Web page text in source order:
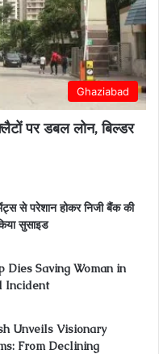
Ghaziabad
पर डबल लोन, बिल्डर
से परेशान होकर निजी बैंक की
सुसाइड
Dies Saving Woman in
Incident
Unveils Visionary
From Declining